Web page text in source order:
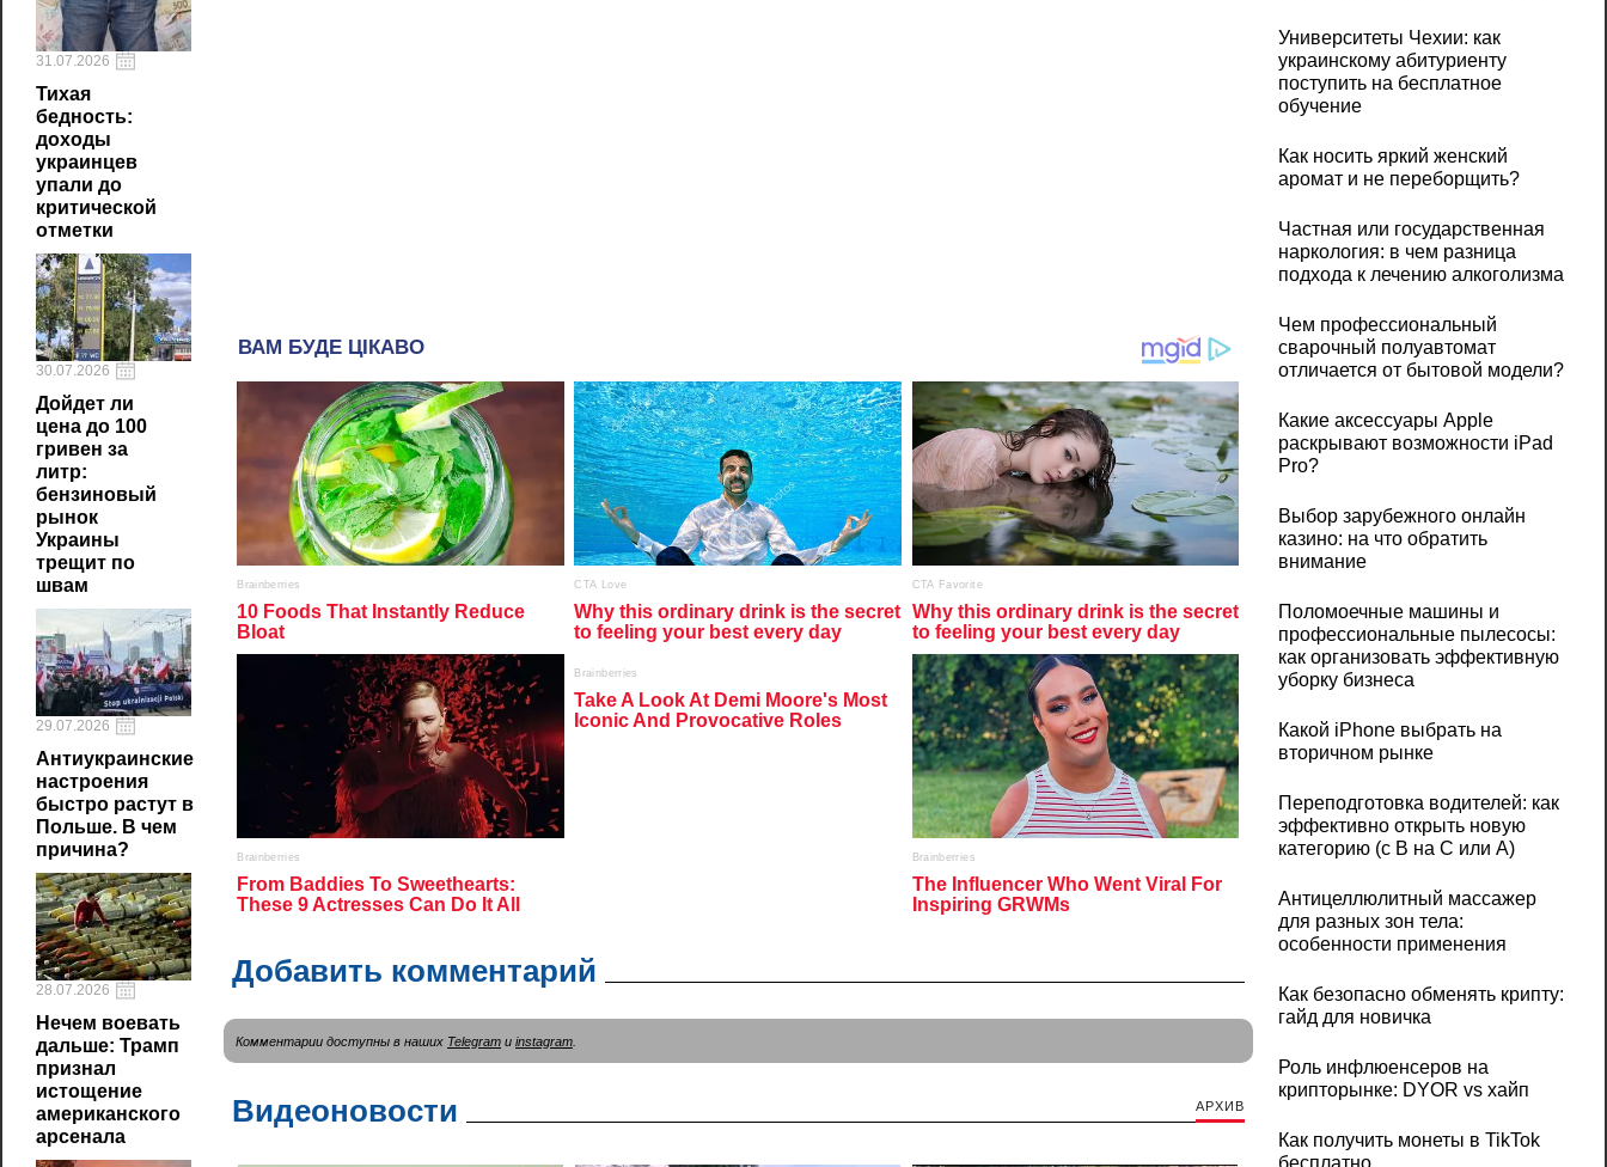
31.07.2026
Тихая
бедность:
доходы
украинцев
упали до
критической
отметки
30.07.2026
Дойдет ли
цена до 100
гривен за
литр:
бензиновый
рынок
Украины
трещит по
швам
29.07.2026
Антиукраинские
настроения
быстро растут в
Польше. В чем
причина?
28.07.2026
Нечем воевать
дальше: Трамп
признал
истощение
американского
арсенала
Добавить комментарий
Комментарии доступны в наших Telegram и instagram
Видеоновости АРХИВ
Университеты Чехии: как
украинскому абитуриенту
поступить на бесплатное
обучение
Как носить яркий женский
аромат и не переборщить?
Частная или государственная
наркология: в чем разница
подхода к лечению алкоголизма
Чем профессиональный
сварочный полуавтомат
отличается от бытовой модели?
Какие аксессуары Apple
раскрывают возможности iPad
Pro?
Выбор зарубежного онлайн
казино: на что обратить
внимание
Поломоечные машины и
профессиональные пылесосы:
как организовать эффективную
уборку бизнеса
Какой iPhone выбрать на
вторичном рынке
Переподготовка водителей: как
эффективно открыть новую
категорию (с B на C или А)
Антицеллюлитный массажер
для разных зон тела:
особенности применения
Как безопасно обменять крипту:
гайд для новичка
Роль инфлюенсеров на
крипторынке: DYOR vs хайп
Как получить монеты в TikTok